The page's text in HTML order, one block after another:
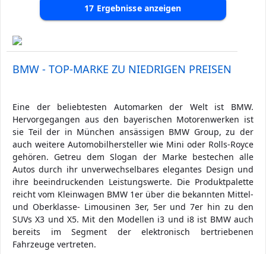
17 Ergebnisse anzeigen
BMW - TOP-MARKE ZU NIEDRIGEN PREISEN
Eine der beliebtesten Automarken der Welt ist BMW.
Hervorgegangen aus den bayerischen Motorenwerken ist
sie Teil der in München ansässigen BMW Group, zu der
auch weitere Automobilhersteller wie Mini oder Rolls-Royce
gehören. Getreu dem Slogan der Marke bestechen alle
Autos durch ihr unverwechselbares elegantes Design und
ihre beeindruckenden Leistungswerte. Die Produktpalette
reicht vom Kleinwagen BMW 1er über die bekannten Mittel-
und Oberklasse- Limousinen 3er, 5er und 7er hin zu den
SUVs X3 und X5. Mit den Modellen i3 und i8 ist BMW auch
bereits im Segment der elektronisch bertriebenen
Fahrzeuge vertreten.